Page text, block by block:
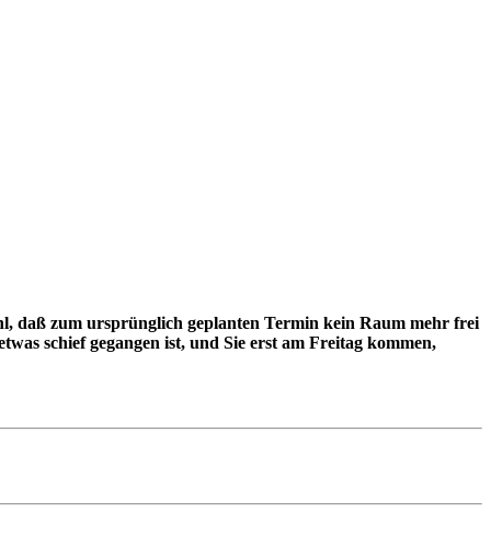
daß zum ursprünglich geplanten Termin kein Raum mehr frei
schief gegangen ist, und Sie erst am Freitag kommen,